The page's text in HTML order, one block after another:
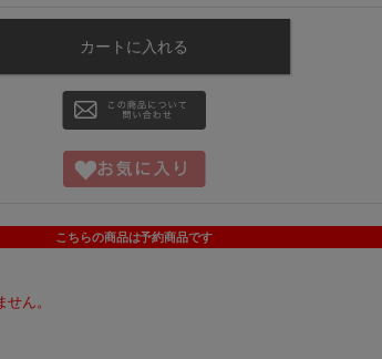
こちらの商品は予約商品です
ん。